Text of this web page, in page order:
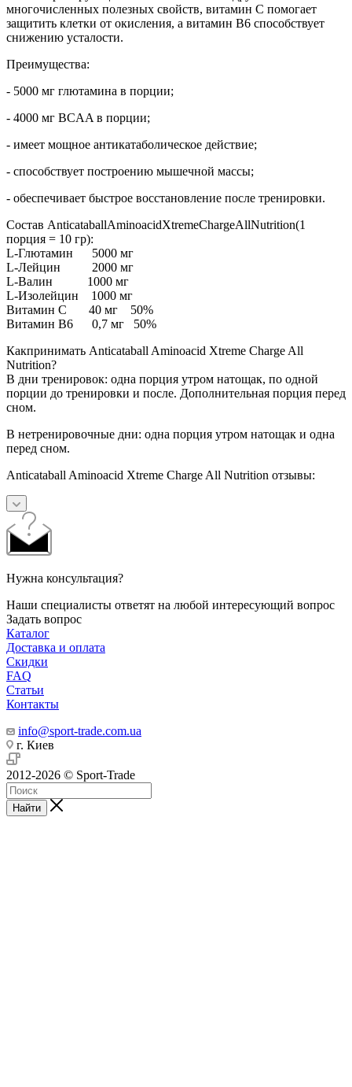
многочисленных полезных свойств, витамин С помогает
защитить клетки от окисления, а витамин B6 способствует
снижению усталости.
Преимущества:
- 5000 мг глютамина в порции;
- 4000 мг BCAA в порции;
- имеет мощное антикатаболическое действие;
- способствует построению мышечной массы;
- обеспечивает быстрое восстановление после тренировки.
Состав AnticataballAminoacidXtremeChargeAllNutrition(1
порция = 10 гр):
L-Глютамин 5000 мг
L-Лейцин 2000 мг
L-Валин 1000 мг
L-Изолейцин 1000 мг
Витамин С 40 мг 50%
Витамин В6 0,7 мг 50%
Какпринимать Anticataball Aminoacid Xtreme Charge All
Nutrition?
В дни тренировок: одна порция утром натощак, по одной
порции до тренировки и после. Дополнительная порция перед
сном.
В нетренировочные дни: одна порция утром натощак и одна
перед сном.
Anticataball Aminoacid Xtreme Charge All Nutrition отзывы:
Нужна консультация?
Наши специалисты ответят на любой интересующий вопрос
Задать вопрос
Каталог
Доставка и оплата
Скидки
FAQ
Статьи
Контакты
info@sport-trade.com.ua
г. Киев
2012-2026 © Sport-Trade
Найти